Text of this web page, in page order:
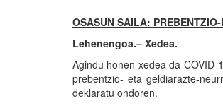
OSASUN SAILA:
Lehenengoa.– Xedea.
Agindu honen xedea da
prebentzio- eta geldiarazte-
deklaratu ondoren.